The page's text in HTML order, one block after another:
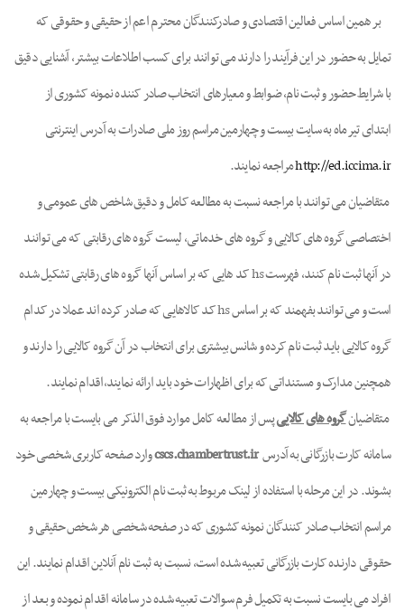
بر همین اساس فعالین اقتصادی و صادرکنندگان محترم اعم از حقیقی و حقوقی که
تمایل به حضور در این فرآیند را دارند می توانند برای کسب اطلاعات بیشتر، آشنایی دقیق
با شرایط حضور و ثبت نام، ضوابط و معیارهای انتخاب صادر کننده نمونه کشوری از
ابتدای تیرماه به سایت بیست و چهارمین مراسم روز ملی صادرات به آدرس اینترنتی
http://ed.iccima.irمراجعه نمایند.
متقاضیان می توانند با مراجعه نسبت به مطالعه کامل و دقیق شاخص های عمومی و
اختصاصی گروه های کالایی و گروه های خدماتی، لیست گروه های رقابتی که می توانند
در آنها ثبت نام کنند، فهرست hs کد هایی که بر اساس آنها گروه های رقابتی تشکیل شده
است و می توانند بفهمند که بر اساس hs کد کالاهایی که صادر کرده اند عملا در کدام
گروه کالایی باید ثبت نام کرده و شانس بیشتری برای انتخاب در آن گروه کالایی را دارند و
همچنین مدارک و مستنداتی که برای اظهارات خود باید ارائه نمایند،اقدام نمایند.
متقاضیانگروه های کالاییپس از مطالعه کامل موارد فوق الذکر می بایست با مراجعه به
سامانه کارت بازرگانی به آدرسcscs.chambertrust.irوارد صفحه کاربری شخصی خود
بشوند. در این مرحله با استفاده از لینک مربوط به ثبت نام الکترونیکی بیست و چهارمین
مراسم انتخاب صادر کنندگان نمونه کشوری که در صفحه شخصی هر شخص حقیقی و
حقوقی دارنده کارت بازرگانی تعبیه شده است، نسبت به ثبت نام آنلاین اقدام نمایند. این
افراد می بایست نسبت به تکمیل فرم سوالات تعبیه شده در سامانه اقدام نموده و بعد از